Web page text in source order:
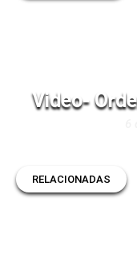
Video-
RELACIONADAS